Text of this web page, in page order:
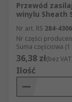
Przewód
winylu Sheath
Nr art. RS 284-4306
Nr części
Suma częściowa
36,38 zł(bez
Ilość